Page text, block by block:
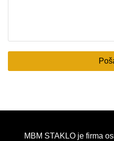
MBM STAKLO je firma